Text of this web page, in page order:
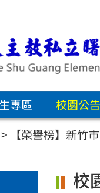
專區 校園公告
> 【榮譽榜】新竹
校